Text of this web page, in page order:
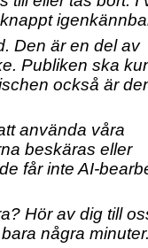
Den är en del av
Publiken ska
också är
använda våra
beskäras eller
får inte AI-
Hör av dig till
några